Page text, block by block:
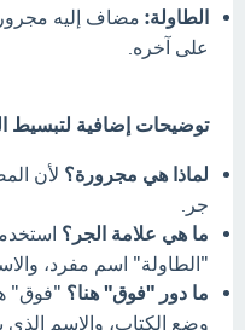
الطاولة: مضاف إليه
على آخره.
توضيحات إضافية لتبسيط
لماذا هي مجرورة؟ لأن
جر.
ما هي علامة الجر؟
"الطاولة" اسم مفرد،
ما دور "فوق" هنا؟ "فوق"
وضع الكتاب، والاسم الذي